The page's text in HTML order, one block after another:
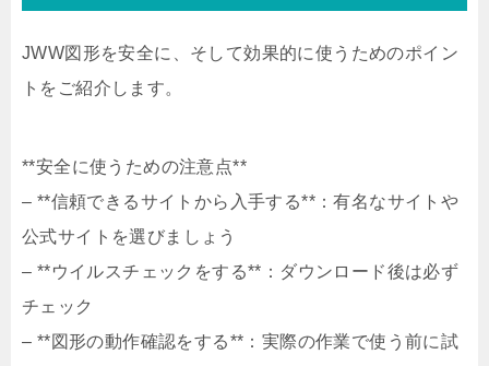
JWW図形を安全に、そして効果的に使うためのポイン
トをご紹介します。
**安全に使うための注意点**
– **信頼できるサイトから入手する**：有名なサイトや
公式サイトを選びましょう
– **ウイルスチェックをする**：ダウンロード後は必ず
チェック
– **図形の動作確認をする**：実際の作業で使う前に試